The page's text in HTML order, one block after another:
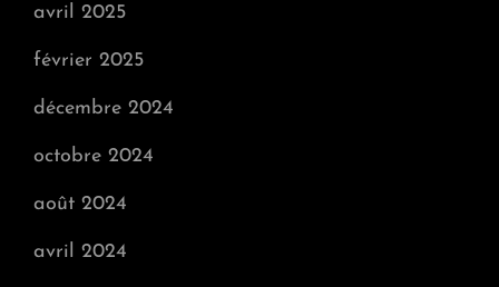
avril 2025
février 2025
décembre 2024
octobre 2024
août 2024
avril 2024